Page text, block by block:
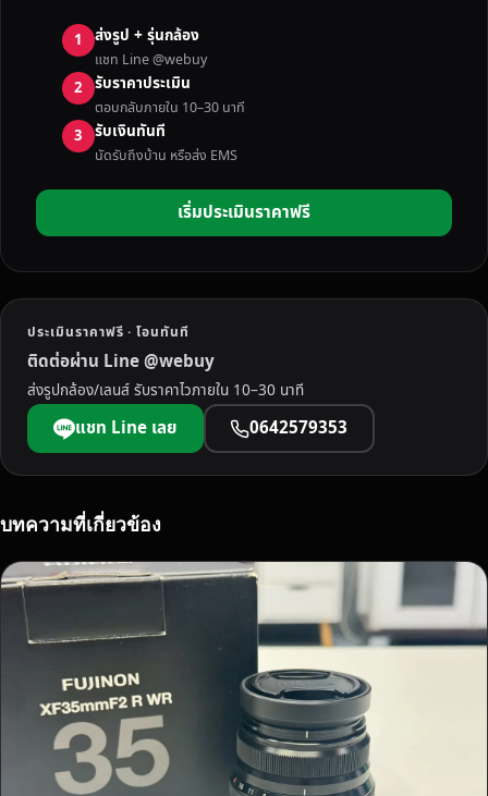
D
S
L
R
/
M
R
L
S
ใ
น
จั
ง
วั
ต
ห้
ร
า
ค
า
1 ส่งรูป + รุ่นกล้อง
แชท Line @webuy
2 รับราคาประเมิน
ตอบกลับภายใน 10–30 นาที
3 รับเงินทันที
นัดรับถึงบ้าน หรือส่ง EMS
เริ่มประเมินราคาฟรี
ประเมินราคาฟรี · โอนทันที
ติดต่อผ่าน Line @webuy
ส่งรูปกล้อง/เลนส์ รับราคาไวภายใน 10–30 นาที
แชท Line เลย 0642579353
บทความที่เกี่ยวข้อง